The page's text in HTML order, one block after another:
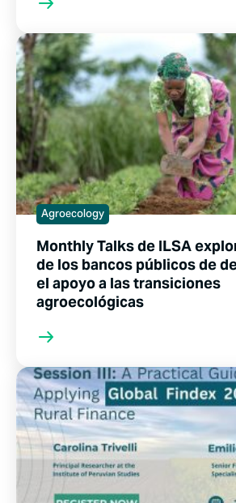
Agroecology
Monthly Talks de ILSA
de los bancos públicos de
el apoyo a las transiciones
agroecológicas